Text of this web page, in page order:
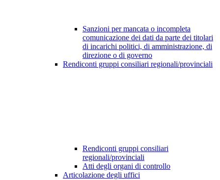
Sanzioni per mancata o incompleta
comunicazione dei dati da parte dei titolari
di incarichi politici, di amministrazione, di
direzione o di governo
Rendiconti gruppi consiliari regionali/provinciali
Rendiconti gruppi consiliari
regionali/provinciali
Atti degli organi di controllo
Articolazione degli uffici